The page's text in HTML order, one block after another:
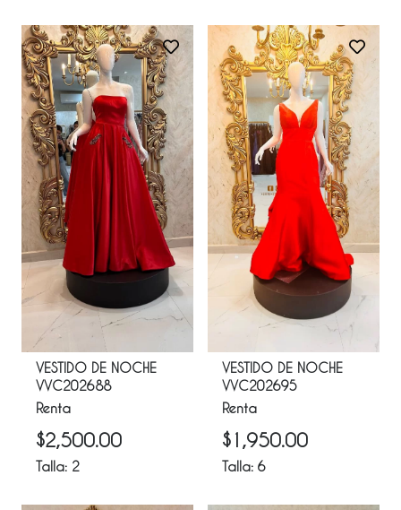
VESTIDO DE NOCHE
VVC202688
Renta
$2,500.00
Talla: 2
VESTIDO DE NOCHE
VVC202695
Renta
$ 1,950.00
Talla: 6